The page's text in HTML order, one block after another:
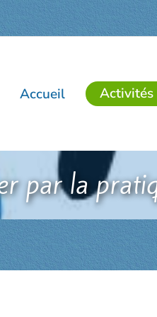
Accueil Activités
par la